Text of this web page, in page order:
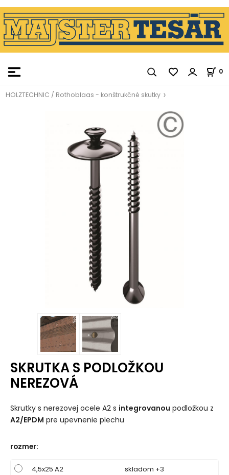
0
HOLZTECHNIC / Rothoblaas - konštrukčné skutky
SKRUTKA S PODLOŽKOU
NEREZOVÁ
Skrutky s nerezovej ocele A2 s integrovanou podložkou z
A2/EPDM pre upevnenie plechu
rozmer:
4,5x25 A2 skladom +3